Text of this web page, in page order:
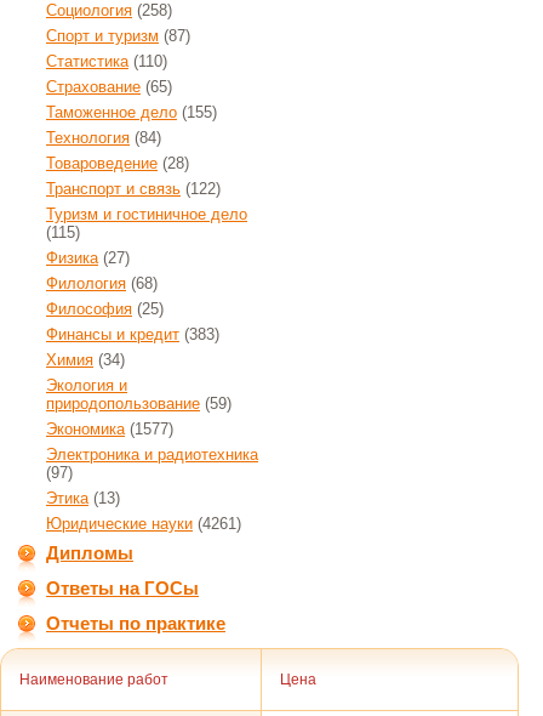
Социология (258)
Спорт и туризм (87)
Статистика(110)
Страхование (65)
Таможенное дело (155)
Технология (84)
Товароведение (28)
Транспорт и связь (122)
Туризм и гостиничное дело
(115)
Физика(27)
Филология (68)
Философия (25)
Финансы и кредит (383)
Химия (34)
Экология и
природопользование (59)
Экономика(1577)
Электроника и радиотехника
(97)
Этика(13)
Юридические науки (4261)
Дипломы
Ответы на ГОСы
Отчеты по практике
Наименование работ Цена